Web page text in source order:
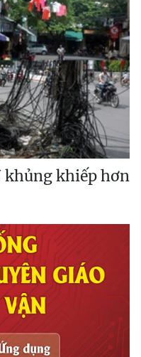
khủng khiếp hơn